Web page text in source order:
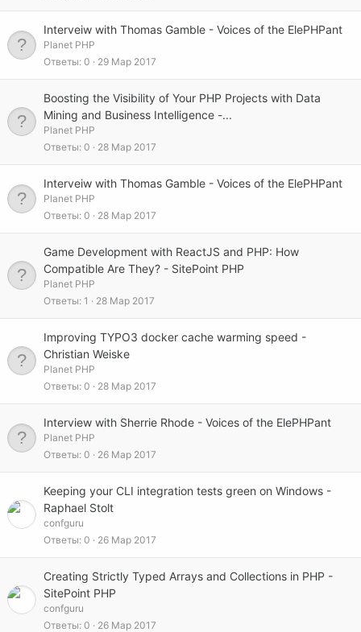
Interveiw with Thomas Gamble - Voices of the ElePHPant
Planet PHP
Ответы 0 29 Мар 2017
Boosting the Visibility of Your PHP Projects with Data
Mining and Business Intelligence -...
Planet PHP
Ответы 0 28 Мар 2017
Interveiw with Thomas Gamble - Voices of the ElePHPant
Planet PHP
Ответы 0 28 Мар 2017
Game Development with ReactJS and PHP: How
Compatible Are They? - SitePoint PHP
Planet PHP
Ответы 1 28 Мар 2017
Improving TYPO3 docker cache warming speed -
Christian Weiske
Planet PHP
Ответы 0 28 Мар 2017
Interview with Sherrie Rhode - Voices of the ElePHPant
Planet PHP
Ответы 0 26 Мар 2017
Keeping your CLI integration tests green on Windows -
Raphael Stolt
confguru
Ответы 0 26 Мар 2017
Creating Strictly Typed Arrays and Collections in PHP -
SitePoint PHP
confguru
Ответы 0 26 Мар 2017